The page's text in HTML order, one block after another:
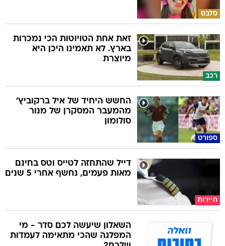
סלבס
רכב
זאת אחת הטויוטות הכי נמכרות
בארץ. לא תאמינו היכן היא
מיוצרת
ספורט
החשש היחיד של איל ברקוביץ'
מהמעבר המסקרן של מנור
סולומון
תיירות
דייל שהתחזה לטייס וטס בחינם
מאות פעמים, נחשף אחרי 5 שנים
השאלון שיעשה לכם סדר - מי
המפלגה שהכי מתאימה לעמדות